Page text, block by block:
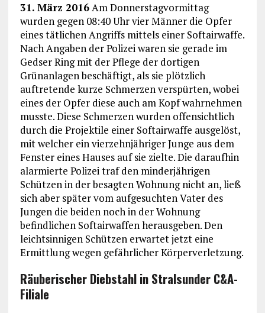
31. März 2016Am Donnerstagvormittag
wurden gegen 08:40 Uhr vier Männer die Opfer
eines tätlichen Angriffs mittels einer Softairwaffe.
Nach Angaben der Polizei waren sie gerade im
Gedser Ring mit der Pflege der dortigen
Grünanlagen beschäftigt, als sie plötzlich
auftretende kurze Schmerzen verspürten, wobei
eines der Opfer diese auch am Kopf wahrnehmen
musste. Diese Schmerzen wurden offensichtlich
durch die Projektile einer Softairwaffe ausgelöst,
mit welcher ein vierzehnjähriger Junge aus dem
Fenster eines Hauses auf sie zielte. Die daraufhin
alarmierte Polizei traf den minderjährigen
Schützen in der besagten Wohnung nicht an, ließ
sich aber später vom aufgesuchten Vater des
Jungen die beiden noch in der Wohnung
befindlichen Softairwaffen herausgeben. Den
leichtsinnigen Schützen erwartet jetzt eine
Ermittlung wegen gefährlicher Körperverletzung.
Räuberischer Diebstahl in Stralsunder C&A-
Filiale